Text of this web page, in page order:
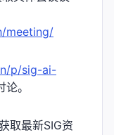
meeting/
p/sig-ai-
。
取最新SIG资